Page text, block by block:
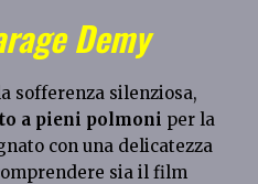
Demy
sofferenza silenziosa,
a pieni polmoni per la
con una delicatezza
sia il film